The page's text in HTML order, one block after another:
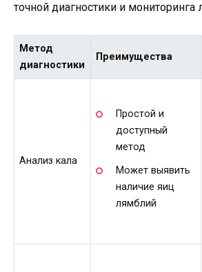
точной диагностики и мониторинга
Метод
диагностики
Преимущества
Анализ кала
Простой и
доступный
метод
Может выявить
наличие яиц
лямблий